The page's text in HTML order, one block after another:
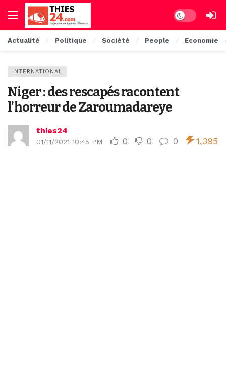
Dark mode
Actualité Politique Société People Economie
INTERNATIONAL
Niger : des rescapés racontent
l’horreur de Zaroumadareye
thies24
01/11/2021 10:45 PM 0 0 0 1,395